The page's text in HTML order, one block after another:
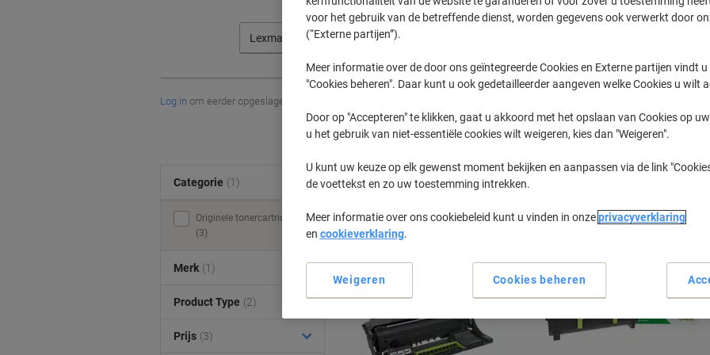
Lexmark
Log in om eerder opgeslagen printers en/of eerder gekochte cartridges te tonen
Lexmark MX 321 Printer Toner
Sorteer op:
Categorie (1)
Originele tonercartridges
(3)
Merk (1)
Product Type (2)
Prijs (3)
voor het gebruik van de betreffende dienst, worden gegevens ook verwerkt door
(“Externe partijen”).
Meer informatie over de door ons geïntegreerde Cookies en Externe partijen vindt u
"Cookies beheren". Daar kunt u ook gedetailleerder aangeven welke Cookies u wilt
Door op "Accepteren" te klikken, gaat u akkoord met het opslaan van Cookies op
u het gebruik van niet-essentiële cookies wilt weigeren, kies dan "Weigeren".
U kunt uw keuze op elk gewenst moment bekijken en aanpassen via de link
de voettekst en zo uw toestemming intrekken.
Meer informatie over ons cookiebeleid kunt u vinden in onzeprivacyverklaring
en cookieverklaring.
Cookies beheren
Weigeren